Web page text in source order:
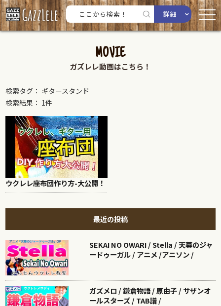
詳細
MOVIE
ガズレレ動画はこちら！
検索タグ： ギタースタンド
検索結果： 1件
ウクレレ座布団作り方-大公開！
最近の投稿
SEKAI NO OWARI / Stella / 天幕のジャ
ードゥーガル / アニメ /アニソン /
ガズメロ / 鎌倉物語 / 原由子 / サザンオ
ールスターズ / TAB譜 /